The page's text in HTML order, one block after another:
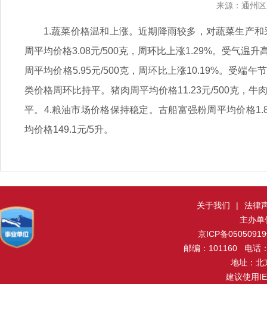
来源：通州
1.蔬菜价格温和上涨。近期降雨较多，对蔬菜生产
周平均价格3.08元/500克，周环比上涨1.29%。受气温
周平均价格5.95元/500克，周环比上涨10.19%。受端午
类价格周环比持平。猪肉周平均价格11.23元/500克，牛
平。4.粮油市场价格保持稳定。古船富强粉周平均价格
均价格149.1元/5升。
关于我们 |
法律
主办
京ICP备
邮编：101160 电话
地址：北
建议使用